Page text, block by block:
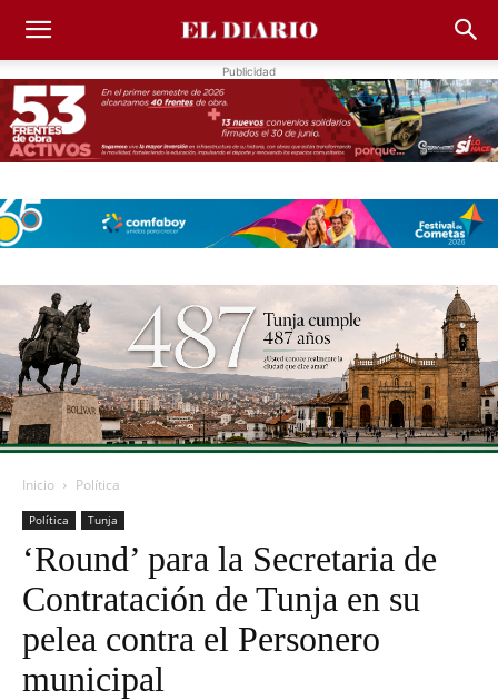
Publicidad
Inicio Política
Política Tunja
‘Round’ para la Secretaria de
Contratación de Tunja en su
pelea contra el Personero
municipal